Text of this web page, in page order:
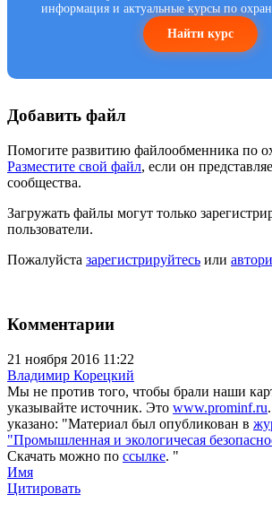
информация и актуальные курсы по
Найти курс
Добавить файл
Помогите развитию файлообменника по
Разместите свой файл, если он
сообщества.
Загружать файлы могут только
пользователи.
Пожалуйста зарегистрируйтесь или
Комментарии
21 ноября 2016 11:22
Владимир Корецкий
Мы не против того, чтобы брали наши
указывайте источник. Это www.prominf.ru
указано: "Материал был опубликован в
"Промышленная и экологичесая
Скачать можно по ссылке. "
Имя
Цитировать